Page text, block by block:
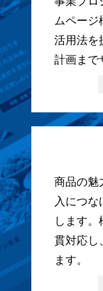
ムペー
活用法を
計画まで
商品の魅
入につ
します
貫対応し
ます。